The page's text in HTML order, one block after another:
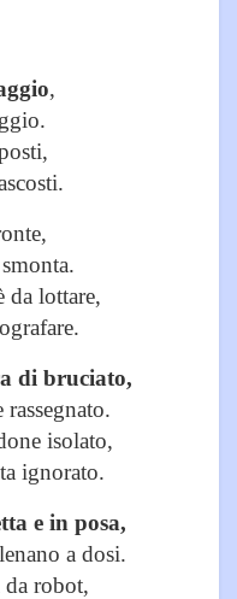
,
da lottare,
di bruciato,
rassegnato.
isolato,
ignorato.
e in posa,
a dosi.
robot,